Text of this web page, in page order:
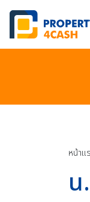
หน้าแ